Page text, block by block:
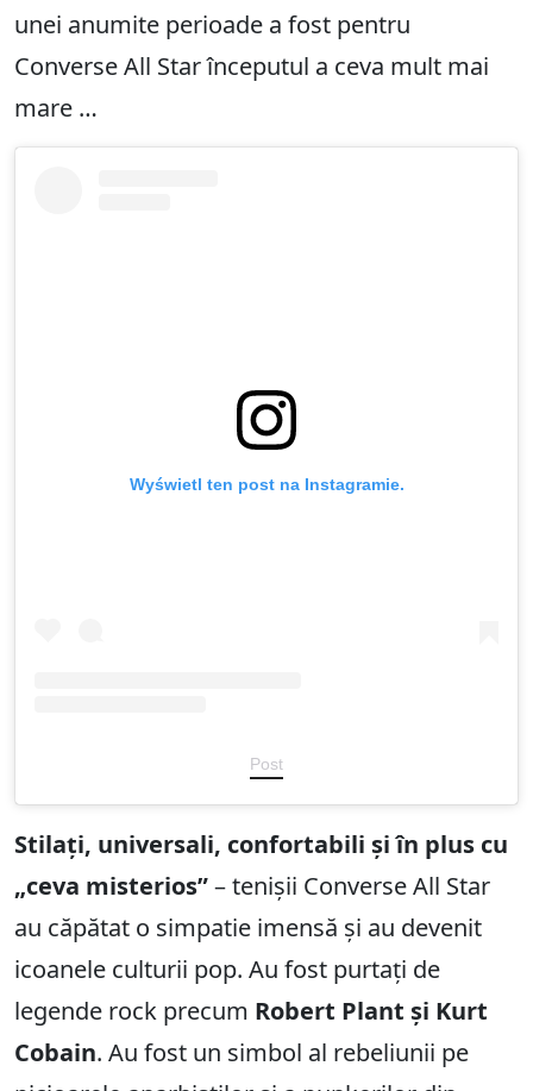
unei anumite perioade a fost pentru
Converse All Star începutul a ceva mult mai
mare …
Wyświetl ten post na Instagramie.
Post
Stilați, universali, confortabili și în plus cu
„ceva misterios”– tenișii Converse All Star
au căpătat o simpatie imensă și au devenit
icoanele culturii pop. Au fost purtați de
legende rock precum Robert Plant și Kurt
Cobain. Au fost un simbol al rebeliunii pe